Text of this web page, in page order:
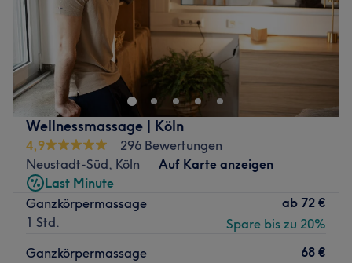
Wellnessmassage | Köln
4,9
296 Bewertungen
Neustadt-Süd, Köln
Auf Karte anzeigen
Last Minute
Ganzkörpermassage
1 Std.
ab 72 €
Spare bis zu 20%
Ganzkörpermassage
68 €